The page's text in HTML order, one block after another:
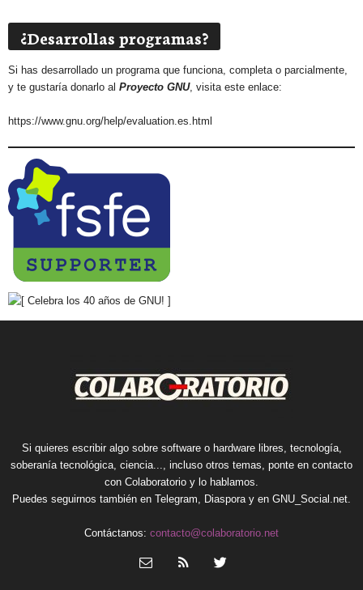
¿Desarrollas programas?
Si has desarrollado un programa que funciona, completa o parcialmente,
y te gustaría donarlo al Proyecto GNU, visita este enlace:
https://www.gnu.org/help/evaluation.es.html
Si quieres escribir algo sobre software o hardware libres, tecnología,
soberanía tecnológica, ciencia..., incluso otros temas, ponte en contacto
con Colaboratorio y lo hablamos.
Puedes seguirnos también en Telegram, Diasporay en GNU_Social.net.
Contáctanos: contacto@colaboratorio.net